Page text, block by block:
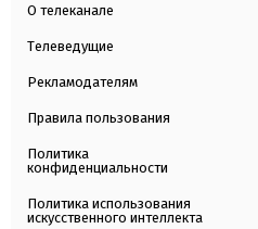
О телеканале
Телеведущие
Рекламодателям
Правила пользования
Политика
конфиденциальности
Политика использования
искусственного интеллекта